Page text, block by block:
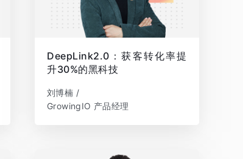
DeepLink2.0：获客转化率提
升30%的黑科技
刘博楠 /
GrowingIO 产品经理